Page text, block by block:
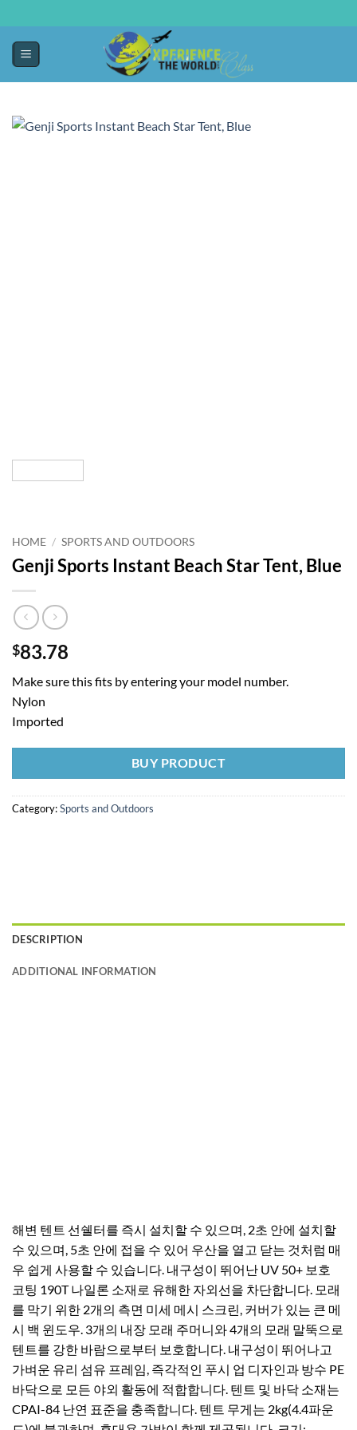
HOME / SPORTS AND OUTDOORS
Genji Sports Instant Beach Star Tent, Blue
$83.78
Make sure this fits by entering your model number.
Nylon
Imported
BUY PRODUCT
Category:Sports and Outdoors
DESCRIPTION
ADDITIONAL INFORMATION
해변 텐트 선쉘터를 즉시 설치할 수 있으며, 2초 안에 설치할
수 있으며, 5초 안에 접을 수 있어 우산을 열고 닫는 것처럼 매
우 쉽게 사용할 수 있습니다. 내구성이 뛰어난 UV 50+ 보호
코팅 190T 나일론 소재로 유해한 자외선을 차단합니다. 모래
를 막기 위한 2개의 측면 미세 메시 스크린, 커버가 있는 큰 메
시 백 윈도우. 3개의 내장 모래 주머니와 4개의 모래 말뚝으로
텐트를 강한 바람으로부터 보호합니다. 내구성이 뛰어나고
가벼운 유리 섬유 프레임, 즉각적인 푸시 업 디자인과 방수 PE
바닥으로 모든 야외 활동에 적합합니다. 텐트 및 바닥 소재는
CPAI-84 난연 표준을 충족합니다. 텐트 무게는 2kg(4.4파운